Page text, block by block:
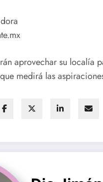
aprovechar su
medirá las